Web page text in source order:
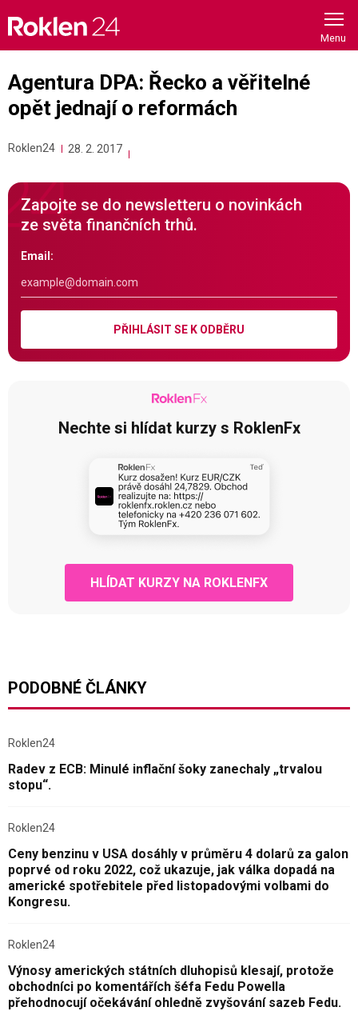
content
Agentura DPA: Řecko a věřitelné
opět jednají o reformách
Roklen24 28. 2. 2017
Zapojte se do newsletteru o novinkách
ze světa finančních trhů.
Email:
PŘIHLÁSIT SE K ODBĚRU
Nechte si hlídat kurzy s RoklenFx
HLÍDAT KURZY NA ROKLENFX
PODOBNÉ ČLÁNKY
Roklen24
Radev z ECB: Minulé inflační šoky zanechaly „trvalou
stopu“.
Roklen24
Ceny benzinu v USA dosáhly v průměru 4 dolarů za galon
poprvé od roku 2022, což ukazuje, jak válka dopadá na
americké spotřebitele před listopadovými volbami do
Kongresu.
Roklen24
Výnosy amerických státních dluhopisů klesají, protože
obchodníci po komentářích šéfa Fedu Powella
přehodnocují očekávání ohledně zvyšování sazeb Fedu.